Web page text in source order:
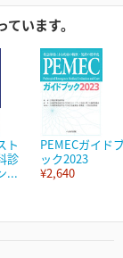
います。
ト
診
...
PEMECガイド
ック2023
¥2,640